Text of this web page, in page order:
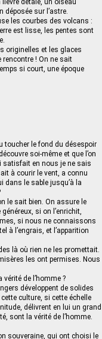
lièvre détale, un oiseau
déposée sur l’astre.
les courbes des volcans :
est lisse, les pentes sont
originelles et les glaces
rencontre ! On ne sait
si court, une époque
toucher le fond du désespoir
soi-même et que l’on
satisfait en nous je ne sais
à courir le vent, a connu
dans le sable jusqu’à la
le sait bien. On assure le
si on l’enrichit,
si nous ne connaissons
à l’engrais, et l’apparition
là où rien ne les promettait.
les ont permises. Nous
de l’homme ?
développent de solides
culture, si cette échelle
délivrent en lui un grand
sont la vérité de l’homme.
souveraine, qui ont choisi le